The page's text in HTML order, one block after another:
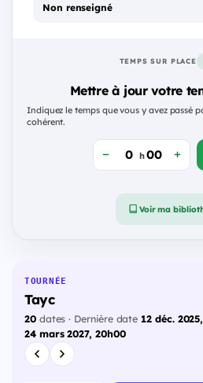
Non renseigné
TEMPS SUR PLACE
Mettre à jour votre
Indiquez le temps que vous y avez passé
cohérent.
h
Voir ma
TOURNÉE
Tayc
20dates · Dernière date 12 déc.
24 mars 2027, 20h00